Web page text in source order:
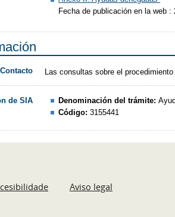
Fecha de publicación en la web :
Contacto Las consultas sobre el
de SIA Denominación del trámite:
Código:3155441
Aviso legal